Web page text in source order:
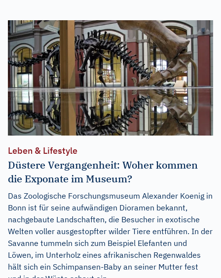
Leben & Lifestyle
Düstere Vergangenheit: Woher kommen
die Exponate im Museum?
Das Zoologische Forschungsmuseum Alexander Koenig in
Bonn ist für seine aufwändigen Dioramen bekannt,
nachgebaute Landschaften, die Besucher in exotische
Welten voller ausgestopfter wilder Tiere entführen. In der
Savanne tummeln sich zum Beispiel Elefanten und
Löwen, im Unterholz eines afrikanischen Regenwaldes
hält sich ein Schimpansen-Baby an seiner Mutter fest